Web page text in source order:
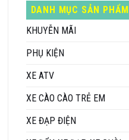
DANH MỤC SẢN PHẨM
KHUYỄN MÃI
PHỤ KIỆN
XE ATV
XE CÀO CÀO TRẺ EM
XE ĐẠP ĐIỆN